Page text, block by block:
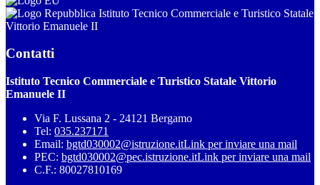
Istituto Tecnico Commerciale e Turistico Statale
Vittorio Emanuele II
Contatti
Istituto Tecnico Commerciale e Turistico Statale Vittorio
Emanuele II
Via F. Lussana 2 - 24121 Bergamo
Tel: 035.237171
Email: bgtd030002@istruzione.itLink per inviare una mail
PEC: bgtd030002@pec.istruzione.itLink per inviare una mail
C.F.: 80027810169